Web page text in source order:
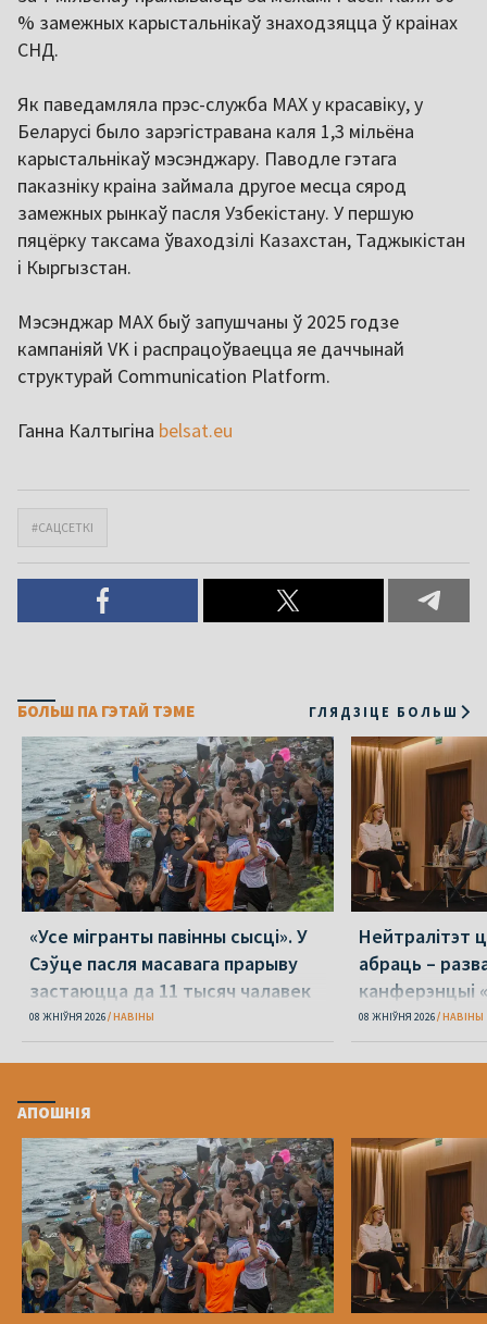
% замежных карыстальнікаў знаходзяцца ў краінах
СНД.
Як паведамляла прэс-служба MAX у красавіку, у
Беларусі было зарэгістравана каля 1,3 мільёна
карыстальнікаў мэсэнджару. Паводле гэтага
паказніку краіна займала другое месца сярод
замежных рынкаў пасля Узбекістану. У першую
пяцёрку таксама ўваходзілі Казахстан, Таджыкістан
і Кыргызстан.
Мэсэнджар MAX быў запушчаны ў 2025 годзе
кампаніяй VK і распрацоўваецца яе даччынай
структурай Communication Platform.
Ганна Калтыгіна belsat.eu
#САЦСЕТКІ
БОЛЬШ ПА ГЭТАЙ ТЭМЕ ГЛЯДЗІЦЕ БОЛЬШ
«Усе мігранты павінны сысці». У
Сэўце пасля масавага прарыву
застаюцца да 11 тысяч чалавек
08 ЖНІЎНЯ 2026 НАВІНЫ
Нейтралітэт
абраць –
канферэнцыі
08 ЖНІЎНЯ 2026 НАВІНЫ
АПОШНІЯ